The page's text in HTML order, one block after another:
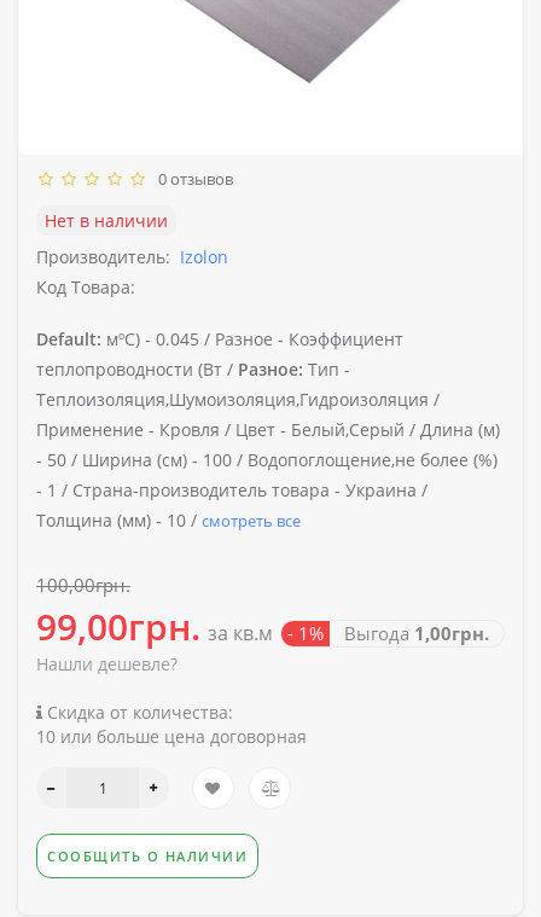
0 отзывов
Нет в наличии
Производитель: Izolon
Код Товара:
Default: мºС) - 0.045 / Разное - Коэффициент
теплопроводности (Вт / Разное: Тип -
Теплоизоляция,Шумоизоляция,Гидроизоляция /
Применение - Кровля / Цвет - Белый,Серый / Длина (м)
- 50 / Ширина (см) - 100 / Водопоглощение,не более (%)
- 1 / Страна-производитель товара - Украина /
Толщина (мм) - 10 / смотреть все
100,00грн.
99,00грн. за кв.м - 1% Выгода 1,00грн.
Нашли дешевле?
Скидка от количества:
10 или больше цена договорная
СООБЩИТЬ О НАЛИЧИИ